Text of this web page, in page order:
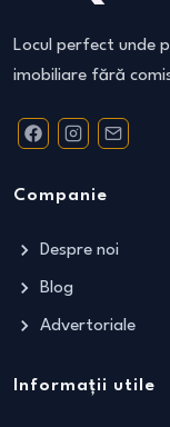
Locul perfect unde
imobiliare fără
Companie
Despre noi
Blog
Advertoriale
Informații utile